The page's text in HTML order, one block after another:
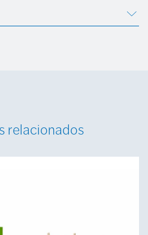
relacionados